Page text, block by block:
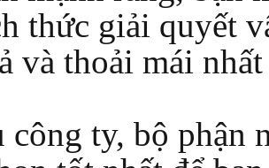
thức giải quyết
và thoải mái
công ty, bộ phận